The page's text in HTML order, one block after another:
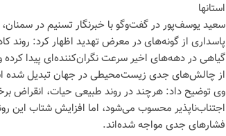
استانها
سعید یوسف‌پور در گفت‌وگو با خبرنگار تسنیم در سمنان،
پاسداری از گونه‌های در معرض تهدید اظهار کرد: روند
گیاهی در دهه‌های اخیر سرعت نگران‌کننده‌ای پیدا
از چالش‌های جدی زیست‌محیطی در جهان تبدیل شده
وی توضیح داد: هرچند در روند طبیعی حیات، انقراض
اجتناب‌ناپذیر محسوب می‌شود، اما افزایش شتاب این
فشارهای جدی مواجه شده‌اند.